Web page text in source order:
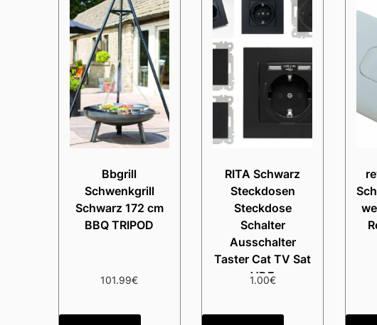
Bbgrill
Schwenkgrill
Schwarz 172 cm
BBQ TRIPOD
101.99€
RITA Schwarz
Steckdosen
Steckdose
Schalter
Ausschalter
Taster Cat TV Sat
VDE
1.00€